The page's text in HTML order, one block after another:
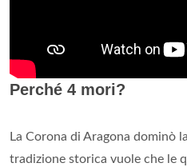
Perché 4 mori?
La Corona di Aragona dominò
tradizione storica vuole che le